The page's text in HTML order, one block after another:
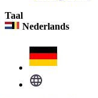
Taal
Nederlands